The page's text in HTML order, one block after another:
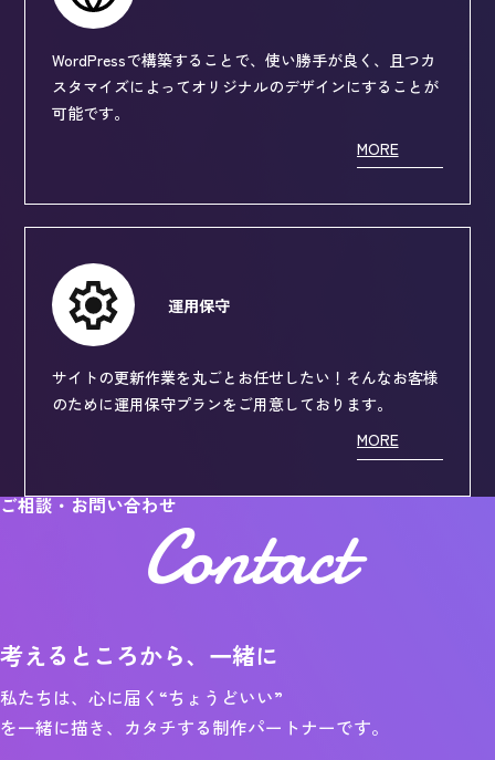
WordPressで構築することで、使い勝手が良く、且つカ
スタマイズによってオリジナルのデザインにすることが
可能です。
MORE
運用保守
サイトの更新作業を丸ごとお任せしたい！そんなお客様
のために運用保守プランをご用意しております。
MORE
ご相談・お問い合わせContact
考えるところから、一緒に
私たちは、心に届く“ちょうどいい”
を一緒に描き、カタチする制作パートナーです。